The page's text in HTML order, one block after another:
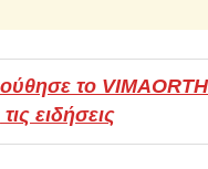
το
ειδήσεις